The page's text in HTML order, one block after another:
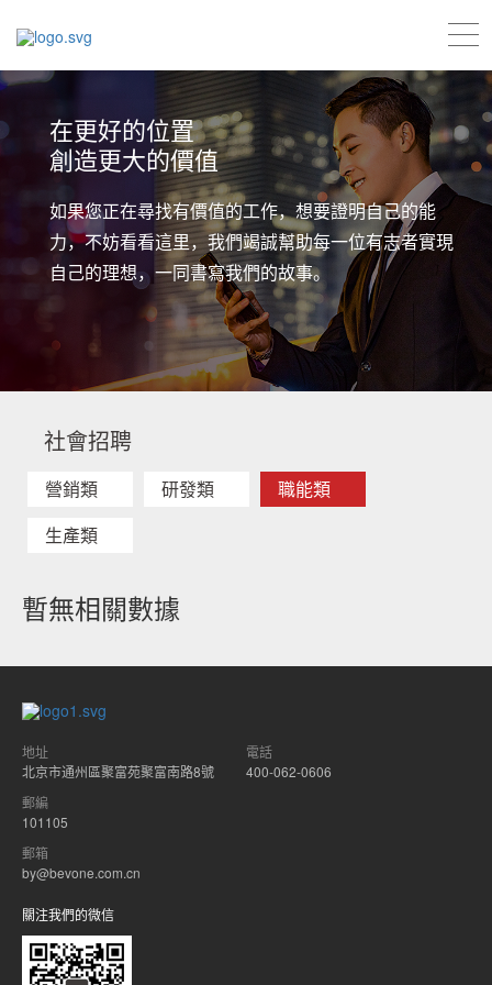
在更好的位置
創造更大的價值
如果您正在尋找有價值的工作，想要證明自己的能
力，不妨看看這里，我們竭誠幫助每一位有志者實現
自己的理想，一同書寫我們的故事。
社會招聘
營銷類 研發類
職能類
生產類
暫無相關數據
地址
北京市通州區聚富苑聚富南路8號
郵編
101105
郵箱
by@bevone.com.cn
電話
400-062-0606
關注我們的微信